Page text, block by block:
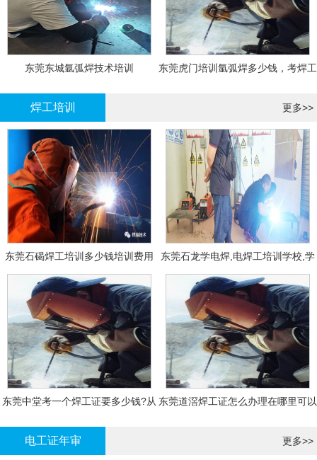
东莞东城氩弧焊技术培训
东莞虎门培训氩弧焊多少钱，考焊工
焊工培训 更多>>
东莞石碣焊工培训多少钱培训费用
东莞石龙学电焊,电焊工培训学校,学
费多少钱?
东莞中堂考一个焊工证要多少钱?从 东莞道滘焊工证怎么办理在哪里可以
电工证年审 更多>>